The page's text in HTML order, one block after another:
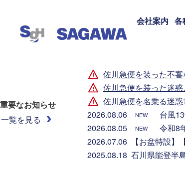
会社案内 各
重要なお知らせ
一覧を見る
佐川急便を装った不
佐川急便を装った迷
佐川急便を名乗る迷
2026.08.06
NEW
台風
2026.08.05
NEW
令和8
2026.07.06
【お盆特設
2025.08.18 石川県能登半